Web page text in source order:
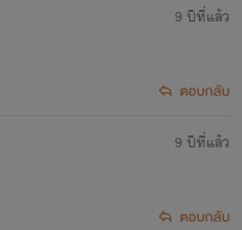
9 ปีที่แล้ว
ตอบกลับ
9 ปีที่แล้ว
ตอบกลับ